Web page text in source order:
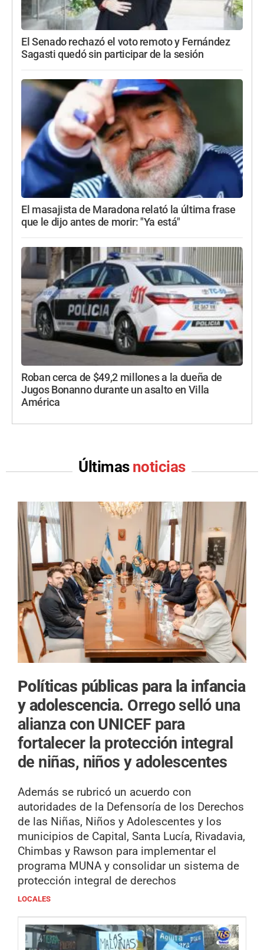
El Senado rechazó el voto remoto y Fernández
Sagasti quedó sin participar de la sesión
El masajista de Maradona relató la última frase
que le dijo antes de morir: "Ya está"
Roban cerca de $49,2 millones a la dueña de
Jugos Bonanno durante un asalto en Villa
América
Últimas noticias
Políticas públicas para la infancia
y adolescencia. Orrego selló una
alianza con UNICEF para
fortalecer la protección integral
de niñas, niños y adolescentes
Además se rubricó un acuerdo con
autoridades de la Defensoría de los Derechos
de las Niñas, Niños y Adolescentes y los
municipios de Capital, Santa Lucía, Rivadavia,
Chimbas y Rawson para implementar el
programa MUNA y consolidar un sistema de
protección integral de derechos
LOCALES